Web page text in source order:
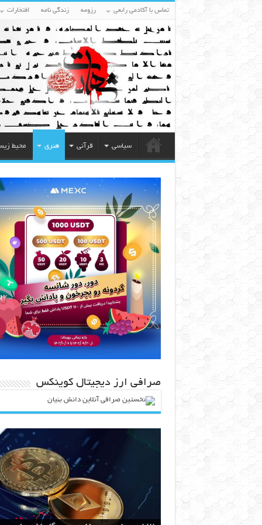
تماس با آکادمی رابعی رزومه زندگی نامه افتخارات
سیاسی قرآنی هنری محیط
صرافی ارز دیجیتال کوینکس